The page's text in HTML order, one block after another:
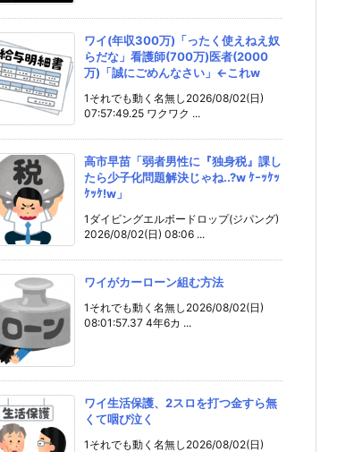
ワイ(年収300万)「ったく使えねえ奴
らだな」看護師(700万)医者(2000
万)「誠にごめんなさい」←これw
1それでも動く名無し2026/08/02(日)
07:57:49.25 ワクワク ...
高市早苗「弱者男性に『独身税』課し
たら少子化問題解決じゃね..?w ｹｰｯｹｯ
ｹｯｹ!w」
1ダイビングエルボードロップ(ジパング)
2026/08/02(日) 08:06 ...
ワイがカーローン組む方法
1それでも動く名無し2026/08/02(日)
08:01:57.37 4年6カ ...
ワイ生活保護、2スロを打つ金すら無
くて咽び泣く
1それでも動く名無し2026/08/02(日)